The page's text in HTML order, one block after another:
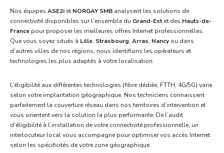
Nos équipes ASE2i et NORGAY SMB analysent les solutions de
connectivité disponibles sur l’ensemble du Grand-Estet des Hauts-de-
France pour proposer les meilleures offres Internet professionnelles.
Que vous soyez situés à Lille, Strasbourg, Arras, Nancy ou dans
d’autres villes de nos régions, nous identifions les opérateurs et
technologies les plus adaptés à votre localisation.
L’éligibilité aux différentes technologies (fibre dédiée, FTTH, 4G/5G) varie
selon votre implantation géographique. Nos techniciens connaissent
parfaitement la couverture réseau dans nos territoires d’intervention et
vous orientent vers la solution la plus performante. De l’audit
d’éligibilité à l’installation de votre connectivité professionnelle, un
interlocuteur local vous accompagne pour optimiser vos accès Internet
selon les spécificités de votre zone géographique.